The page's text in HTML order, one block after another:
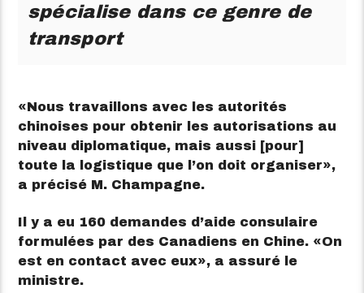
spécialise dans ce genre de
transport
Nous travaillons avec les autorités
chinoises pour obtenir les autorisations au
niveau diplomatique, mais aussi [pour]
toute la logistique que l’on doit organiser
,
a précisé M. Champagne.
Il y a eu 160 demandes d’aide consulaire
formulées par des Canadiens en Chine.
On
est en contact avec eux
, a assuré le
ministre.